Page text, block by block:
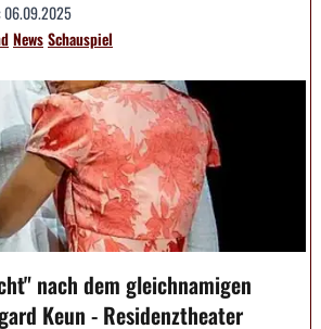
06.09.2025
NewsSchauspiel
nach dem gleichnamigen
Keun - Residenztheater